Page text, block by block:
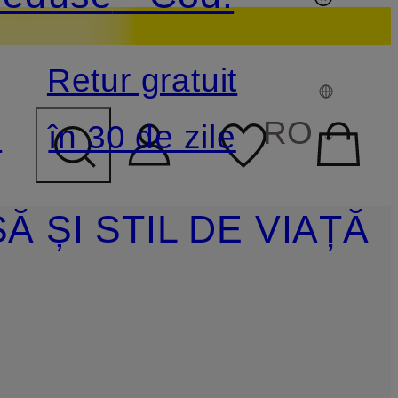
DE CĂUTARE
Retur gratuit
în 30 de zile
RO
ȘI STIL DE VIAȚĂ